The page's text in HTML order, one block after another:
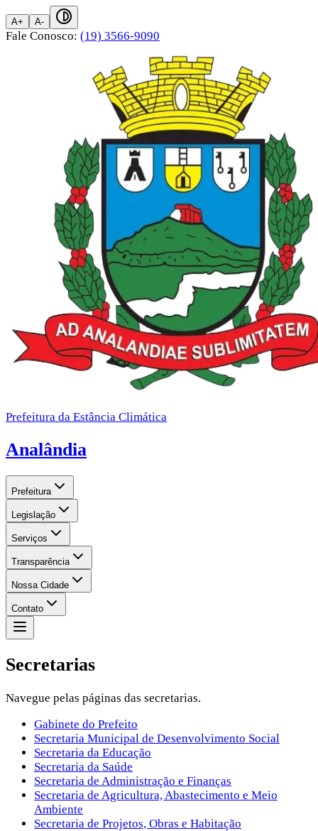
A+ A-
Fale Conosco: (19) 3566-9090
Prefeitura da Estância Climática
Analândia
Prefeitura
Legislação
Serviços
Transparência
Nossa Cidade
Contato
Secretarias
Navegue pelas páginas das secretarias.
Gabinete do Prefeito
Secretaria Municipal de Desenvolvimento Social
Secretaria da Educação
Secretaria da Saúde
Secretaria de Administração e Finanças
Secretaria de Agricultura, Abastecimento e Meio
Ambiente
Secretaria de Projetos, Obras e Habitação